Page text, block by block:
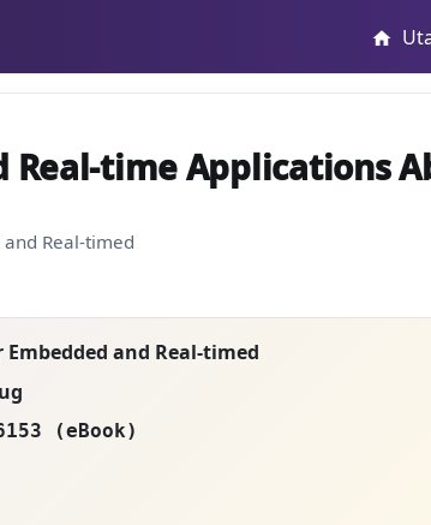
home
Real-time Applications
Real-timed
Embedded and Real-timed
(eBook)